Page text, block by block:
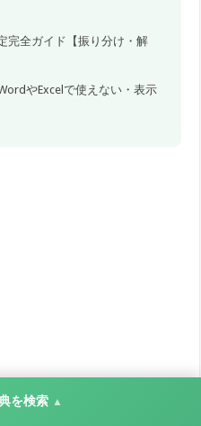
完全ガイド【振り分け・解
やExcelで使えない・表示
を検索 ▲